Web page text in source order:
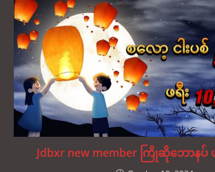
Jdbxr new member ကြိုဆိုဘောနပ် ဖ